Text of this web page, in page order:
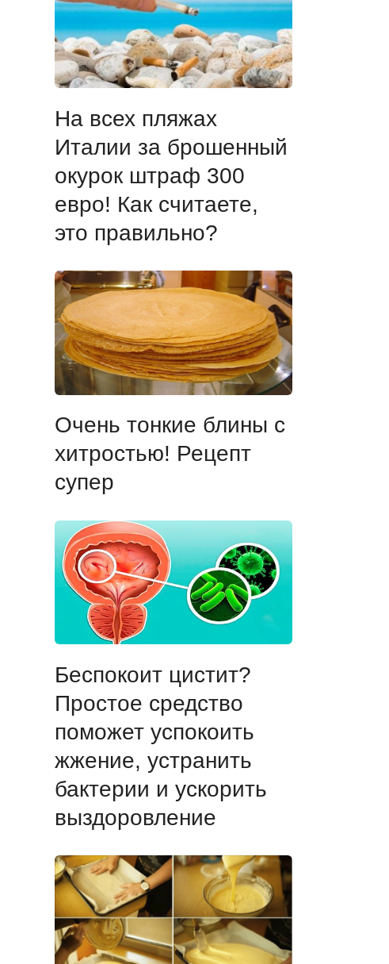
На всех пляжах
Италии за брошенный
окурок штраф 300
евро! Как считаете,
это правильно?
Очень тонкие блины с
хитростью! Рецепт
супер
Беспокоит цистит?
Простое средство
поможет успокоить
жжение, устранить
бактерии и ускорить
выздоровление